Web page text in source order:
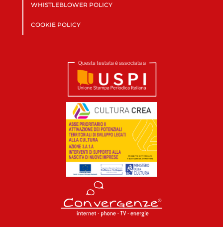
WHISTLEBLOWER POLICY
COOKIE POLICY